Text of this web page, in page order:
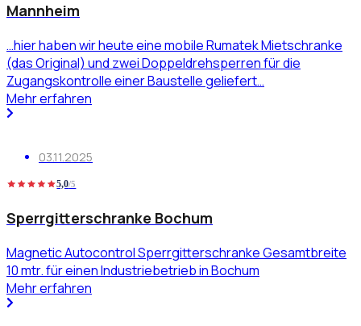
Mannheim
…hier haben wir heute eine mobile Rumatek Mietschranke
(das Original) und zwei Doppeldrehsperren für die
Zugangskontrolle einer Baustelle geliefert…
Mehr erfahren
03.11.2025
5,0/5
Sperrgitterschranke Bochum
Magnetic Autocontrol Sperrgitterschranke Gesamtbreite
10 mtr. für einen Industriebetrieb in Bochum
Mehr erfahren